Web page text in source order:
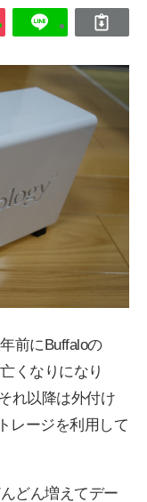
前にBuffaloの
くなりになり
れ以降は外付け
レージを利用して
どん増えてデー